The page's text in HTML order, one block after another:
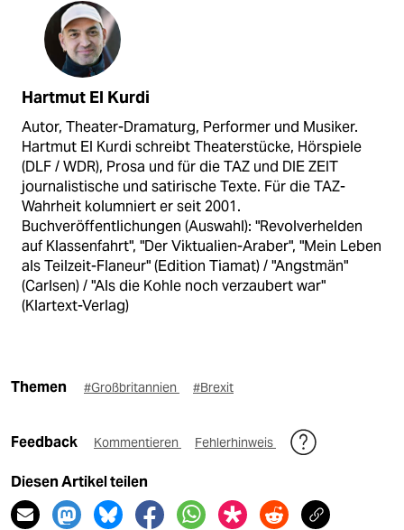
Hartmut El Kurdi
Autor, Theater-Dramaturg, Performer und Musiker.
Hartmut El Kurdi schreibt Theaterstücke, Hörspiele
(DLF / WDR), Prosa und für die TAZ und DIE ZEIT
journalistische und satirische Texte. Für die TAZ-
Wahrheit kolumniert er seit 2001.
Buchveröffentlichungen (Auswahl): "Revolverhelden
auf Klassenfahrt", "Der Viktualien-Araber", "Mein Leben
als Teilzeit-Flaneur" (Edition Tiamat) / "Angstmän"
(Carlsen) / "Als die Kohle noch verzaubert war"
(Klartext-Verlag)
Themen #Großbritannien #Brexit
Feedback Kommentieren Fehlerhinweis
Diesen Artikel teilen